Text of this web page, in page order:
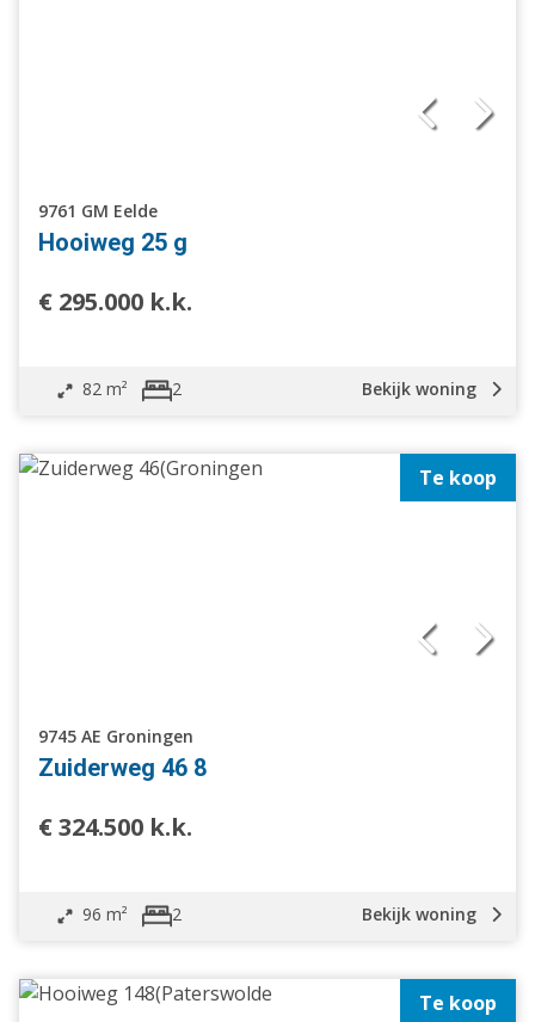
9761 GM Eelde
Hooiweg 25 g
€ 295.000 k.k.
82 m² 2 Bekijk woning
Te koop
9745 AE Groningen
Zuiderweg 46 8
€ 324.500 k.k.
96 m² 2 Bekijk woning
Te koop